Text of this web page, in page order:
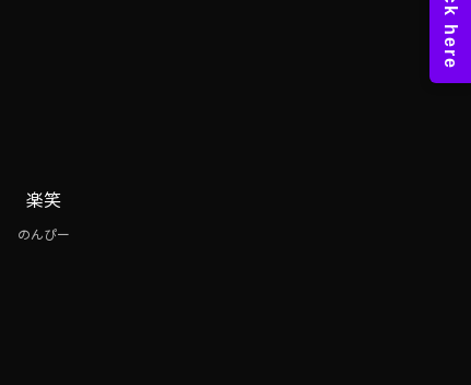
楽笑
のんぴー